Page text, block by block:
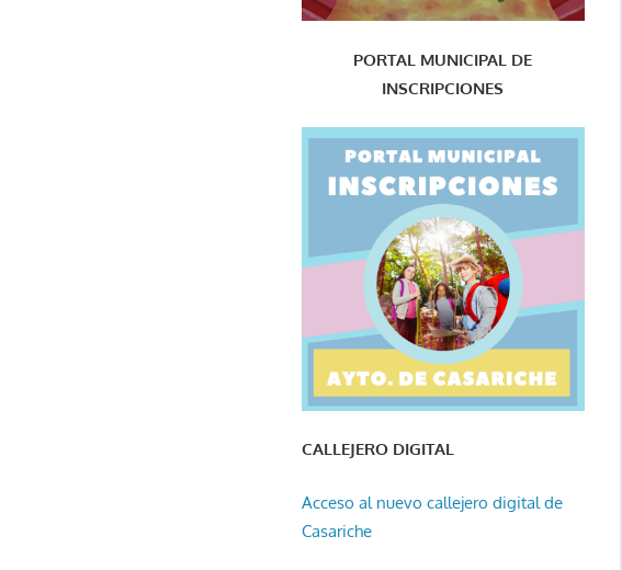
PORTAL MUNICIPAL DE
INSCRIPCIONES
CALLEJERO DIGITAL
Acceso al nuevo callejero digital de
Casariche